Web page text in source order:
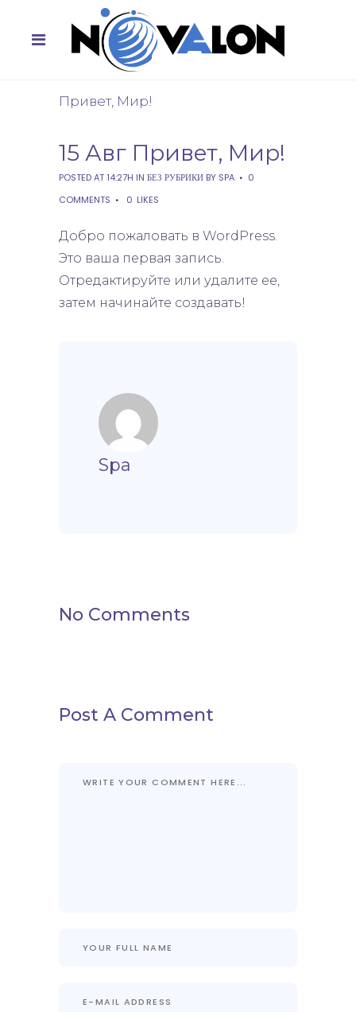
Привет, Мир!
15 Авг Привет, Мир!
POSTED AT 14:27H IN БЕЗ РУБРИКИ BY SPA
0
COMMENTS
0 LIKES
Добро пожаловать в WordPress.
Это ваша первая запись.
Отредактируйте или удалите ее,
затем начинайте создавать!
Spa
No Comments
Post A Comment